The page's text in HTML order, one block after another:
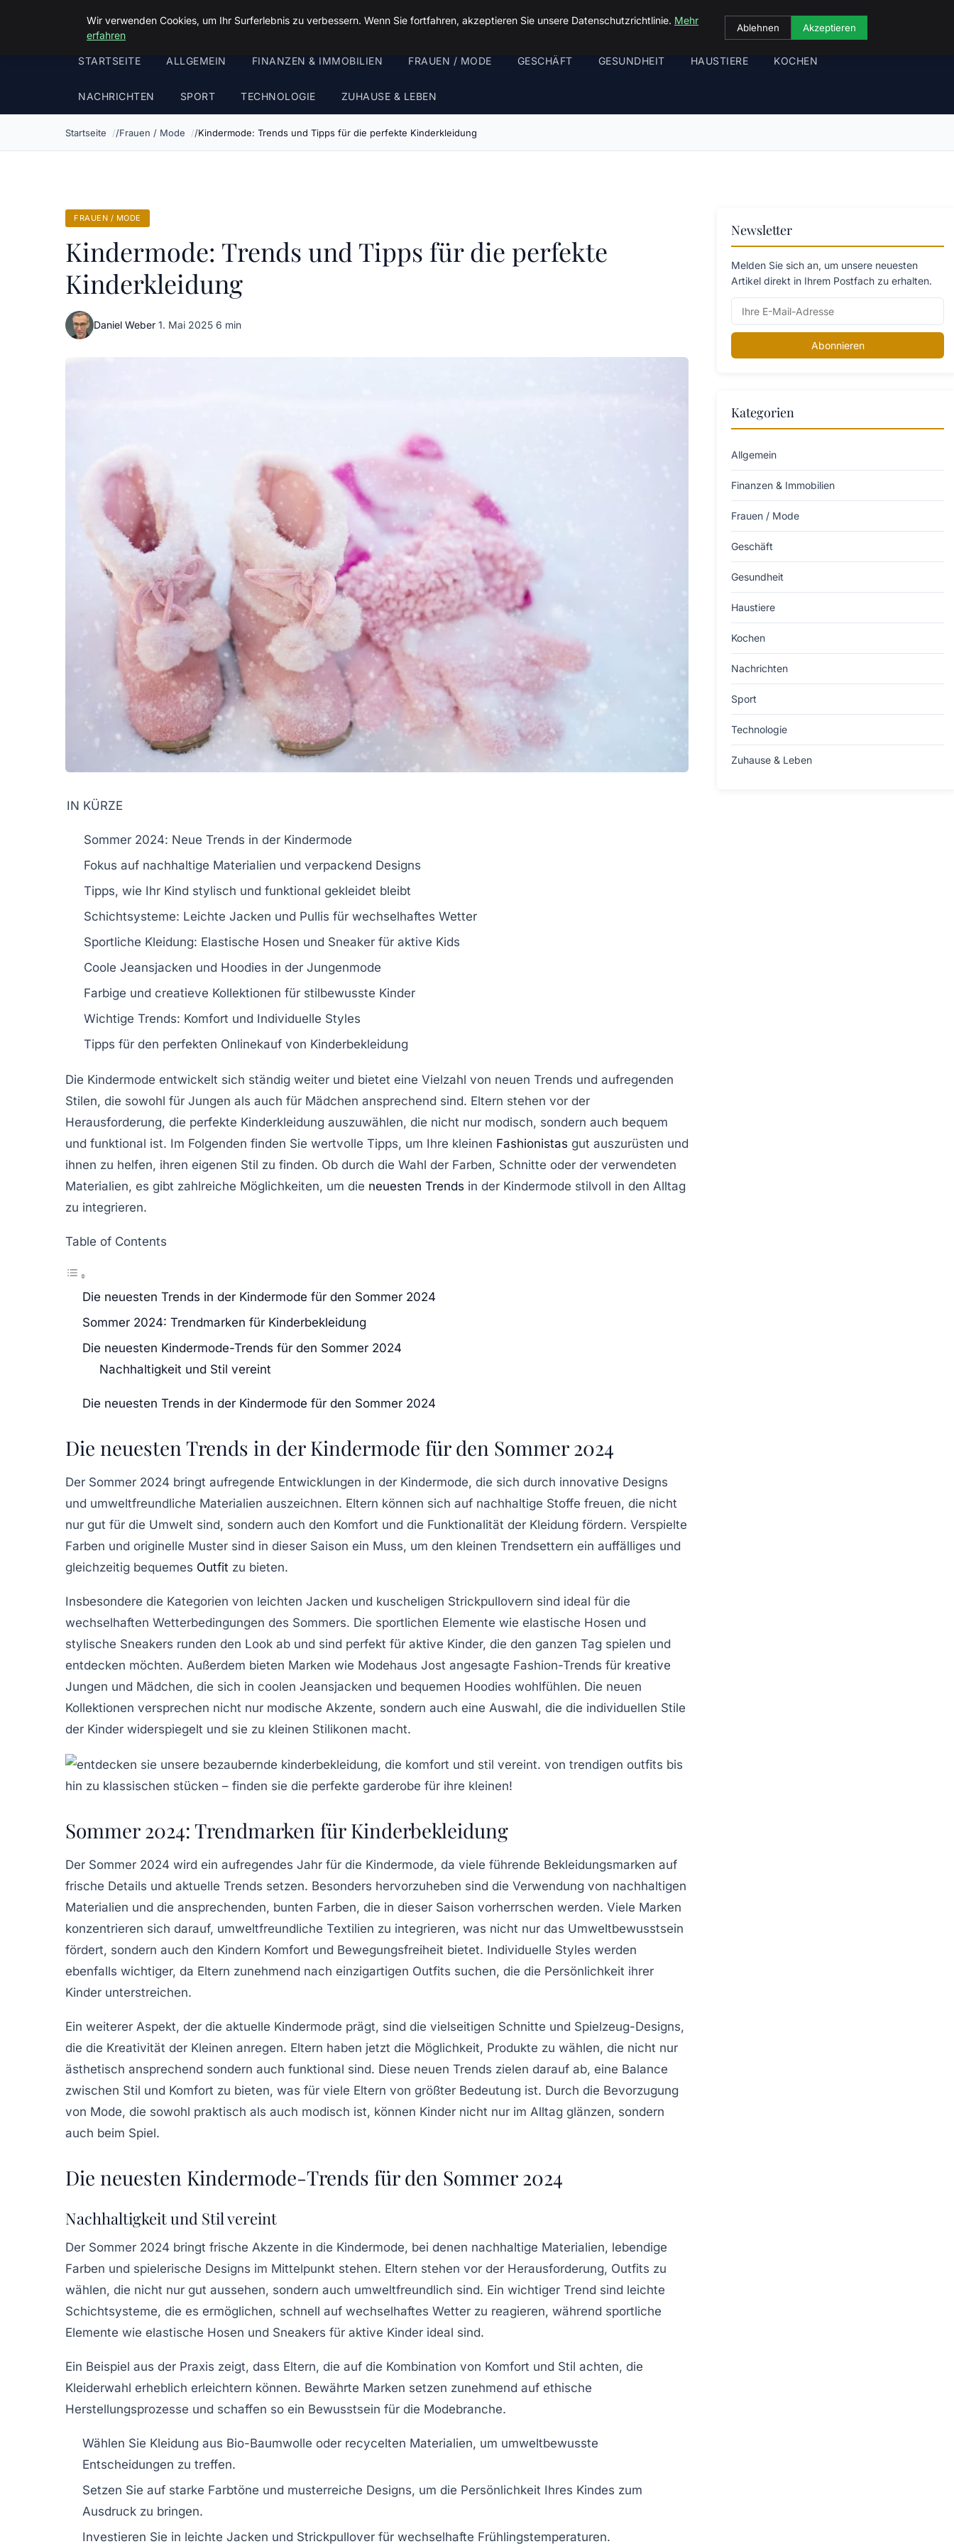
Malzminden
STARTSEITE ALLGEMEIN FINANZEN & IMMOBILIEN FRAUEN / MODE GESCHÄFT GESUNDHEIT HAUSTIERE KOCHEN
NACHRICHTEN SPORT TECHNOLOGIE ZUHAUSE & LEBEN
Startseite Frauen / Mode Kindermode: Trends und Tipps für die perfekte Kinderkleidung
FRAUEN / MODE
Kindermode: Trends und Tipps für die perfekte
Kinderkleidung
Daniel Weber·1. Mai 2025·6 min
IN KÜRZE
Sommer 2024: Neue Trends in der Kindermode
Fokus auf nachhaltige Materialien und verpackend Designs
Tipps, wie Ihr Kind stylisch und funktional gekleidet bleibt
Schichtsysteme: Leichte Jacken und Pullis für wechselhaftes Wetter
Sportliche Kleidung: Elastische Hosen und Sneaker für aktive Kids
Coole Jeansjacken und Hoodies in der Jungenmode
Farbige und creatieve Kollektionen für stilbewusste Kinder
Wichtige Trends: Komfort und Individuelle Styles
Tipps für den perfekten Onlinekauf von Kinderbekleidung
Die Kindermode entwickelt sich ständig weiter und bietet eine Vielzahl von neuen Trends und aufregenden
Stilen, die sowohl für Jungen als auch für Mädchen ansprechend sind. Eltern stehen vor der
Herausforderung, die perfekte Kinderkleidung auszuwählen, die nicht nur modisch, sondern auch bequem
und funktional ist. Im Folgenden finden Sie wertvolle Tipps, um Ihre kleinen Fashionistas gut auszurüsten und
ihnen zu helfen, ihren eigenen Stil zu finden. Ob durch die Wahl der Farben, Schnitte oder der verwendeten
Materialien, es gibt zahlreiche Möglichkeiten, um die neuesten Trends in der Kindermode stilvoll in den Alltag
zu integrieren.
Table of Contents
Die neuesten Trends in der Kindermode für den Sommer 2024
Sommer 2024: Trendmarken für Kinderbekleidung
Die neuesten Kindermode-Trends für den Sommer 2024
Nachhaltigkeit und Stil vereint
Die neuesten Trends in der Kindermode für den Sommer 2024
Die neuesten Trends in der Kindermode für den Sommer 2024
Der Sommer 2024 bringt aufregende Entwicklungen in der Kindermode, die sich durch innovative Designs
und umweltfreundliche Materialien auszeichnen. Eltern können sich auf nachhaltige Stoffe freuen, die nicht
nur gut für die Umwelt sind, sondern auch den Komfort und die Funktionalität der Kleidung fördern. Verspielte
Farben und originelle Muster sind in dieser Saison ein Muss, um den kleinen Trendsettern ein auffälliges und
gleichzeitig bequemes Outfit zu bieten.
Insbesondere die Kategorien von leichten Jacken und kuscheligen Strickpullovern sind ideal für die
wechselhaften Wetterbedingungen des Sommers. Die sportlichen Elemente wie elastische Hosen und
stylische Sneakers runden den Look ab und sind perfekt für aktive Kinder, die den ganzen Tag spielen und
entdecken möchten. Außerdem bieten Marken wie Modehaus Jost angesagte Fashion-Trends für kreative
Jungen und Mädchen, die sich in coolen Jeansjacken und bequemen Hoodies wohlfühlen. Die neuen
Kollektionen versprechen nicht nur modische Akzente, sondern auch eine Auswahl, die die individuellen Stile
der Kinder widerspiegelt und sie zu kleinen Stilikonen macht.
Sommer 2024: Trendmarken für Kinderbekleidung
Der Sommer 2024 wird ein aufregendes Jahr für die Kindermode, da viele führende Bekleidungsmarken auf
frische Details und aktuelle Trends setzen. Besonders hervorzuheben sind die Verwendung von nachhaltigen
Materialien und die ansprechenden, bunten Farben, die in dieser Saison vorherrschen werden. Viele Marken
konzentrieren sich darauf, umweltfreundliche Textilien zu integrieren, was nicht nur das Umweltbewusstsein
fördert, sondern auch den Kindern Komfort und Bewegungsfreiheit bietet. Individuelle Styles werden
ebenfalls wichtiger, da Eltern zunehmend nach einzigartigen Outfits suchen, die die Persönlichkeit ihrer
Kinder unterstreichen.
Ein weiterer Aspekt, der die aktuelle Kindermode prägt, sind die vielseitigen Schnitte und Spielzeug-Designs,
die die Kreativität der Kleinen anregen. Eltern haben jetzt die Möglichkeit, Produkte zu wählen, die nicht nur
ästhetisch ansprechend sondern auch funktional sind. Diese neuen Trends zielen darauf ab, eine Balance
zwischen Stil und Komfort zu bieten, was für viele Eltern von größter Bedeutung ist. Durch die Bevorzugung
von Mode, die sowohl praktisch als auch modisch ist, können Kinder nicht nur im Alltag glänzen, sondern
auch beim Spiel.
Die neuesten Kindermode-Trends für den Sommer 2024
Nachhaltigkeit und Stil vereint
Der Sommer 2024 bringt frische Akzente in die Kindermode, bei denen nachhaltige Materialien, lebendige
Farben und spielerische Designs im Mittelpunkt stehen. Eltern stehen vor der Herausforderung, Outfits zu
wählen, die nicht nur gut aussehen, sondern auch umweltfreundlich sind. Ein wichtiger Trend sind leichte
Schichtsysteme, die es ermöglichen, schnell auf wechselhaftes Wetter zu reagieren, während sportliche
Elemente wie elastische Hosen und Sneakers für aktive Kinder ideal sind.
Ein Beispiel aus der Praxis zeigt, dass Eltern, die auf die Kombination von Komfort und Stil achten, die
Kleiderwahl erheblich erleichtern können. Bewährte Marken setzen zunehmend auf ethische
Herstellungsprozesse und schaffen so ein Bewusstsein für die Modebranche.
Wählen Sie Kleidung aus Bio-Baumwolle oder recycelten Materialien, um umweltbewusste
Entscheidungen zu treffen.
Setzen Sie auf starke Farbtöne und musterreiche Designs, um die Persönlichkeit Ihres Kindes zum
Ausdruck zu bringen.
Investieren Sie in leichte Jacken und Strickpullover für wechselhafte Frühlingstemperaturen.
Newsletter
Melden Sie sich an, um unsere neuesten
Artikel direkt in Ihrem Postfach zu erhalten.
Abonnieren
Kategorien
Allgemein
Finanzen & Immobilien
Frauen / Mode
Geschäft
Gesundheit
Haustiere
Kochen
Nachrichten
Sport
Technologie
Zuhause & Leben
Wir verwenden Cookies, um Ihr Surferlebnis zu verbessern. Wenn Sie fortfahren, akzeptieren Sie unsere Datenschutzrichtlinie. Mehr
erfahren
Ablehnen Akzeptieren